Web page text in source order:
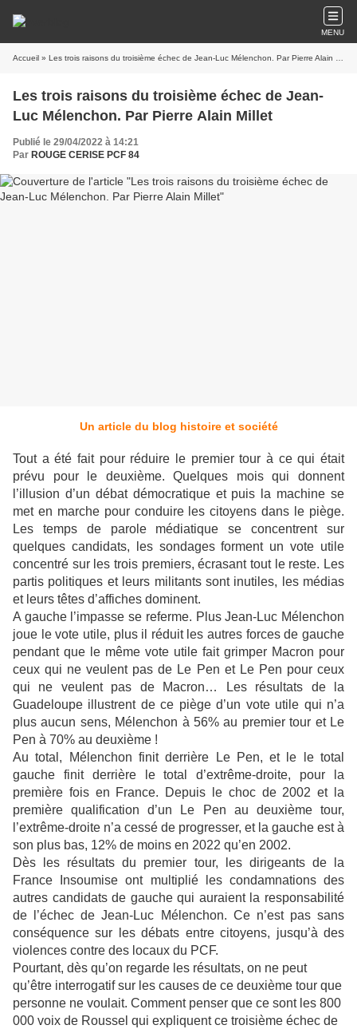
MENU
Accueil » Les trois raisons du troisième échec de Jean-Luc Mélenchon. Par Pierre Alain Millet
Les trois raisons du troisième échec de Jean-
Luc Mélenchon. Par Pierre Alain Millet
Publié le 29/04/2022 à 14:21
Par ROUGE CERISE PCF 84
Un article du blog histoire et société
Tout a été fait pour réduire le premier tour à ce qui était
prévu pour le deuxième. Quelques mois qui donnent
l’illusion d’un débat démocratique et puis la machine se
met en marche pour conduire les citoyens dans le piège.
Les temps de parole médiatique se concentrent sur
quelques candidats, les sondages forment un vote utile
concentré sur les trois premiers, écrasant tout le reste. Les
partis politiques et leurs militants sont inutiles, les médias
et leurs têtes d’affiches dominent.
A gauche l’impasse se referme. Plus Jean-Luc Mélenchon
joue le vote utile, plus il réduit les autres forces de gauche
pendant que le même vote utile fait grimper Macron pour
ceux qui ne veulent pas de Le Pen et Le Pen pour ceux
qui ne veulent pas de Macron… Les résultats de la
Guadeloupe illustrent de ce piège d’un vote utile qui n’a
plus aucun sens, Mélenchon à 56% au premier tour et Le
Pen à 70% au deuxième !
Au total, Mélenchon finit derrière Le Pen, et le le total
gauche finit derrière le total d’extrême-droite, pour la
première fois en France. Depuis le choc de 2002 et la
première qualification d’un Le Pen au deuxième tour,
l’extrême-droite n’a cessé de progresser, et la gauche est à
son plus bas, 12% de moins en 2022 qu’en 2002.
Dès les résultats du premier tour, les dirigeants de la
France Insoumise ont multiplié les condamnations des
autres candidats de gauche qui auraient la responsabilité
de l’échec de Jean-Luc Mélenchon. Ce n’est pas sans
conséquence sur les débats entre citoyens, jusqu’à des
violences contre des locaux du PCF.
Pourtant, dès qu’on regarde les résultats, on ne peut
qu’être interrogatif sur les causes de ce deuxième tour que
personne ne voulait. Comment penser que ce sont les 800
000 voix de Roussel qui expliquent ce troisième échec de